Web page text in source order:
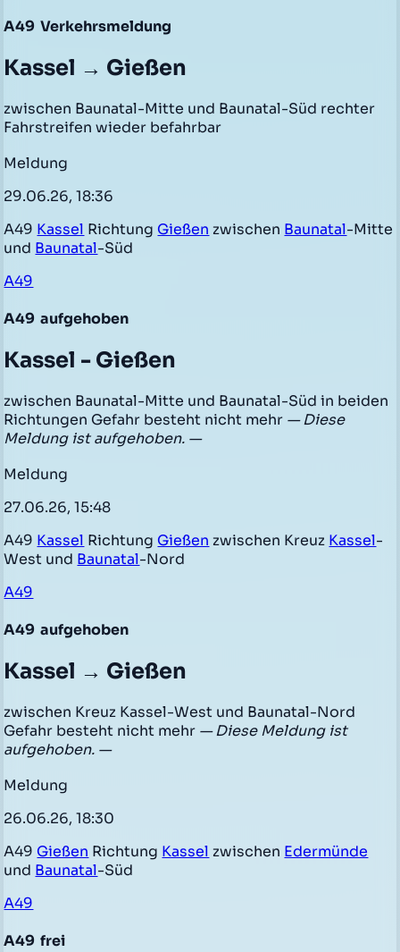
A49 Verkehrsmeldung
Kassel → Gießen
zwischen Baunatal-Mitte und Baunatal-Süd rechter
Fahrstreifen wieder befahrbar
Meldung
29.06.26, 18:36
A49 Kassel Richtung Gießen zwischen Baunatal-Mitte
und Baunatal-Süd
A49
A49 aufgehoben
Kassel - Gießen
zwischen Baunatal-Mitte und Baunatal-Süd in beiden
Richtungen Gefahr besteht nicht mehr — Diese
Meldung ist aufgehoben. —
Meldung
27.06.26, 15:48
A49 Kassel Richtung Gießen zwischen Kreuz Kassel-
West und Baunatal-Nord
A49
A49 aufgehoben
Kassel → Gießen
zwischen Kreuz Kassel-West und Baunatal-Nord
Gefahr besteht nicht mehr — Diese Meldung ist
aufgehoben. —
Meldung
26.06.26, 18:30
A49 Gießen Richtung Kassel zwischen Edermünde
und Baunatal-Süd
A49
A49 frei